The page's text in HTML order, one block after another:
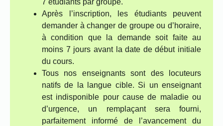
7 étudiants par groupe.
Après l’inscription, les étudiants peuvent
demander à changer de groupe ou d’horaire,
à condition que la demande soit faite au
moins 7 jours avant la date de début initiale
du cours.
Tous nos enseignants sont des locuteurs
natifs de la langue cible. Si un enseignant
est indisponible pour cause de maladie ou
d’urgence, un remplaçant sera fourni,
parfaitement informé de l’avancement du